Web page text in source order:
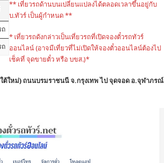
ถ
ถ
** เที่ยวรถด้านบนเปลี่ยนแปลงได้ตลอดเวลาขึ้นอยู่กับ
บ.ทัวร์ เป็นผู้กำหนด **
* เที่ยวรถดังกล่าวเป็นเที่ยวรถที่เปิดจองตั๋วรถทัวร์
ออนไลน์ (อาจมีเที่ยวที่ไม่เปิดให้จองตั๋วออนไลน์ต้องไป
เช็คที่ จุดขายตั๋ว หรือ บขส.)*
ใต้ใหม่) ถนนบรมราชนนี จ.กรุงเทพ ไป จุดจอด อ.จุฬาภรณ์